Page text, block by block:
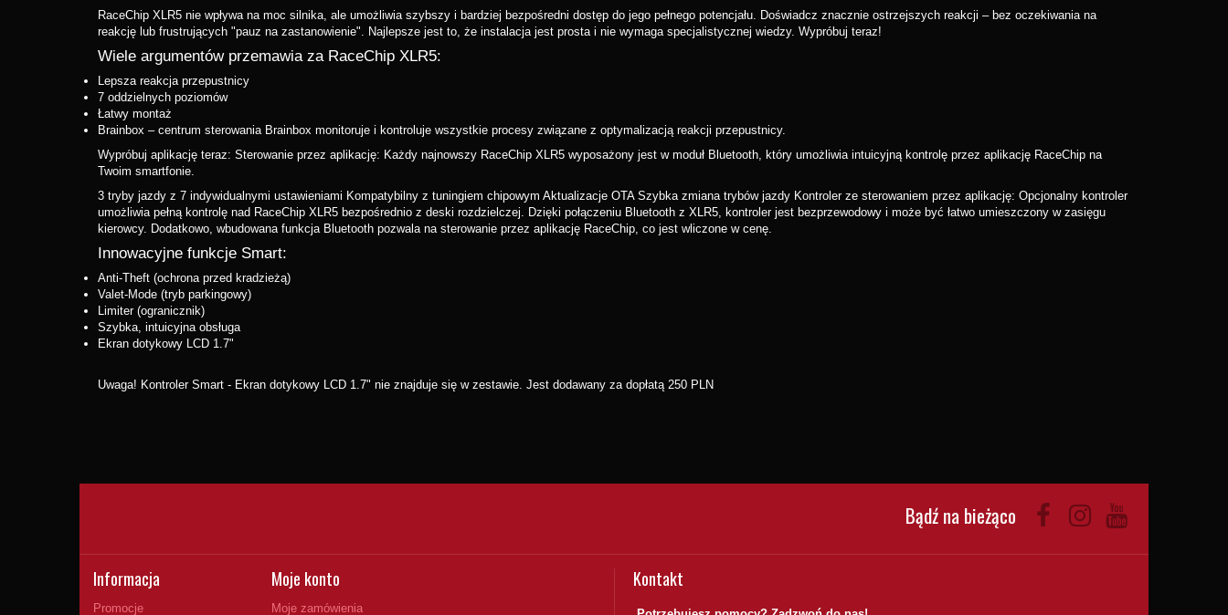
RaceChip XLR5 nie wpływa na moc silnika, ale umożliwia szybszy i bardziej bezpośredni dostęp do jego pełnego potencjału. Doświadcz znacznie ostrzejszych reakcji – bez oczekiwania na
reakcję lub frustrujących "pauz na zastanowienie". Najlepsze jest to, że instalacja jest prosta i nie wymaga specjalistycznej wiedzy. Wypróbuj teraz!
Wiele argumentów przemawia za RaceChip XLR5:
Lepsza reakcja przepustnicy
7 oddzielnych poziomów
Łatwy montaż
Brainbox – centrum sterowania Brainbox monitoruje i kontroluje wszystkie procesy związane z optymalizacją reakcji przepustnicy.
Wypróbuj aplikację teraz: Sterowanie przez aplikację: Każdy najnowszy RaceChip XLR5 wyposażony jest w moduł Bluetooth, który umożliwia intuicyjną kontrolę przez aplikację RaceChip na
Twoim smartfonie.
3 tryby jazdy z 7 indywidualnymi ustawieniami Kompatybilny z tuningiem chipowym Aktualizacje OTA Szybka zmiana trybów jazdy Kontroler ze sterowaniem przez aplikację: Opcjonalny kontroler
umożliwia pełną kontrolę nad RaceChip XLR5 bezpośrednio z deski rozdzielczej. Dzięki połączeniu Bluetooth z XLR5, kontroler jest bezprzewodowy i może być łatwo umieszczony w zasięgu
kierowcy. Dodatkowo, wbudowana funkcja Bluetooth pozwala na sterowanie przez aplikację RaceChip, co jest wliczone w cenę.
Innowacyjne funkcje Smart:
Anti-Theft (ochrona przed kradzieżą)
Valet-Mode (tryb parkingowy)
Limiter (ogranicznik)
Szybka, intuicyjna obsługa
Ekran dotykowy LCD 1.7"
Uwaga! Kontroler Smart - Ekran dotykowy LCD 1.7" nie znajduje się w zestawie. Jest dodawany za dopłatą 250 PLN
Bądź na bieżąco
Informacja
Promocje
Moje konto
Moje zamówienia
Kontakt